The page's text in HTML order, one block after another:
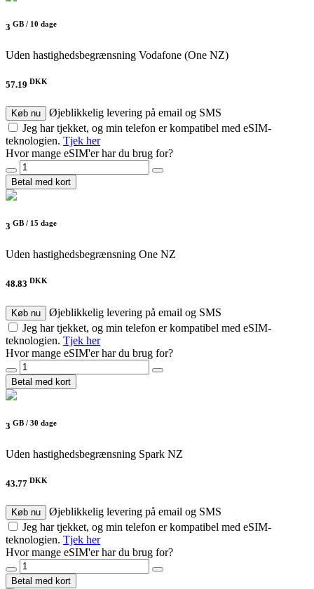
3 GB / 10 dage
Uden hastighedsbegrænsning Vodafone (One NZ)
57.19 DKK
Køb nu
Øjeblikkelig levering på email og SMS
Jeg har tjekket, og min telefon er kompatibel med eSIM-
teknologien. Tjek her
Hvor mange eSIM'er har du brug for?
Betal med kort
3 GB / 15 dage
Uden hastighedsbegrænsning One NZ
48.83 DKK
Køb nu
Øjeblikkelig levering på email og SMS
Jeg har tjekket, og min telefon er kompatibel med eSIM-
teknologien. Tjek her
Hvor mange eSIM'er har du brug for?
Betal med kort
3 GB / 30 dage
Uden hastighedsbegrænsning Spark NZ
43.77 DKK
Køb nu
Øjeblikkelig levering på email og SMS
Jeg har tjekket, og min telefon er kompatibel med eSIM-
teknologien. Tjek her
Hvor mange eSIM'er har du brug for?
Betal med kort